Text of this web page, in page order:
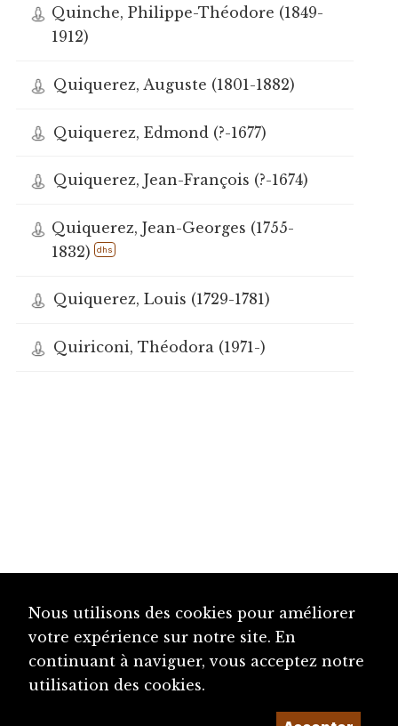
Quinche, Philippe-Théodore (1849-
1912)
Quiquerez, Auguste (1801-1882)
Quiquerez, Edmond (?-1677)
Quiquerez, Jean-François (?-1674)
Quiquerez, Jean-Georges (1755-
1832)
dhs
Quiquerez, Louis (1729-1781)
Quiriconi, Théodora (1971-)
Nous utilisons des cookies pour améliorer
votre expérience sur notre site. En
continuant à naviguer, vous acceptez notre
utilisation des cookies.